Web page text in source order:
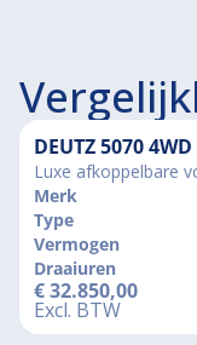
DEUTZ 5070 4WD
Luxe afkoppelbare
Merk
Type
Vermogen
Draaiuren
€32.850,00
Excl. BTW